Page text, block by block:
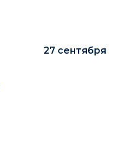
27 сентября